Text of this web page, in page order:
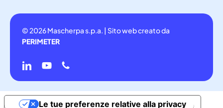
© 2026 Mascherpa s.p.a. | Sito web creato da
PERIMETER
linkedinyoutubephone
Le tue preferenze relative alla privacy